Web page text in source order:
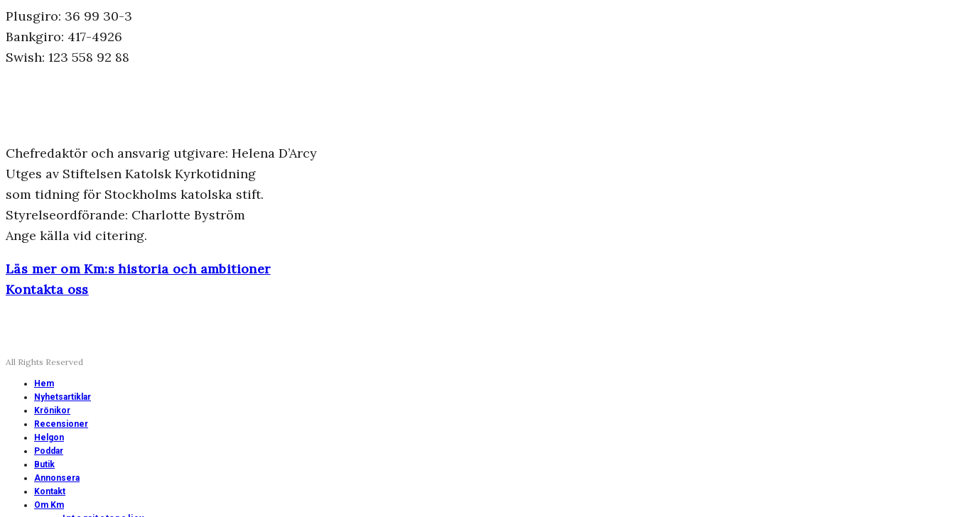
Plusgiro: 36 99 30-3
Bankgiro: 417-4926
Swish: 123 558 92 88
Chefredaktör och ansvarig utgivare: Helena D’Arcy
Utges av Stiftelsen Katolsk Kyrkotidning
som tidning för Stockholms katolska stift.
Styrelseordförande: Charlotte Byström
Ange källa vid citering.
Läs mer om Km:s historia och ambitioner
Kontakta oss
All Rights Reserved
Hem
Nyhetsartiklar
Krönikor
Recensioner
Helgon
Poddar
Butik
Annonsera
Kontakt
Om Km